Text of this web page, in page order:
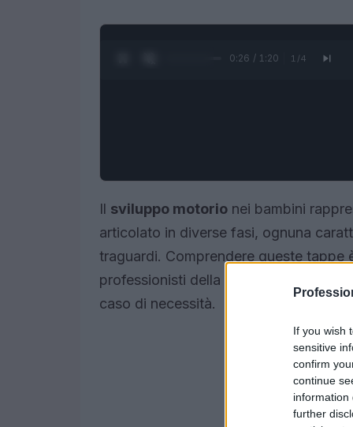
If you wish
sensitive
confirm
continue
information
further
0:28 / 1:20 1 /4
Il sviluppo motorio nei bambini
articolato in diverse fasi, ognuna
traguardi. Comprendere queste
professionisti della salute, poiché
caso di necessità.